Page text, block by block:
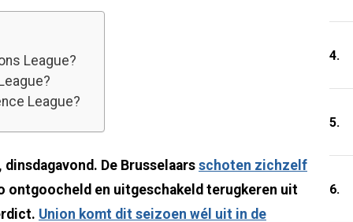
League?
League?
De Brusselaars schoten zichzelf
ontgoocheld en uitgeschakeld terugkeren uit
Union komt dit seizoen wél uit in de
4.
5.
6.